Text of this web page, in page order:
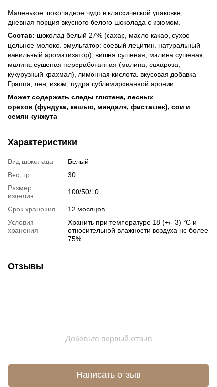
Маленькое шоколадное чудо в классической упаковке,
дневная порция вкусного белого шоколада с изюмом.
Состав: шоколад белый 27% (сахар, масло какао, сухое
цельное молоко, эмульгатор: соевый лецитин, натуральный
ванильный ароматизатор), вишня сушеная, малина сушеная,
малина сушеная переработанная (малина, сахароза,
кукурузный крахмал), лимонная кислота. вкусовая добавка
Граппа, лен, изюм, пудра сублимированной аронии
Может содержать следы глютена, лесных
орехов (фундука, кешью, миндаля, фисташек), сои и
семян кунжута
Характеристики
Вид шоколада
Белый
Вес, гр.
30
Размер
изделия
100/50/10
Срок хранения
12 месяцев
Условия
хранения
Хранить при температуре 18 (+/- 3) °С и
относительной влажности воздуха не более
75%
Отзывы
Добавьте первый отзыв
Написать отзыв